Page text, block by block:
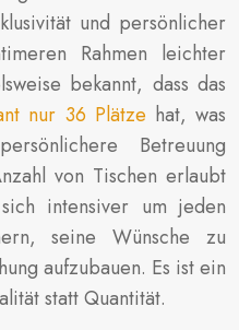
und persönlicher
Rahmen leichter
bekannt, dass das
nur 36 Plätze hat, was
Betreuung
von Tischen erlaubt
intensiver um jeden
seine Wünsche zu
aufzubauen. Es ist ein
statt Quantität.